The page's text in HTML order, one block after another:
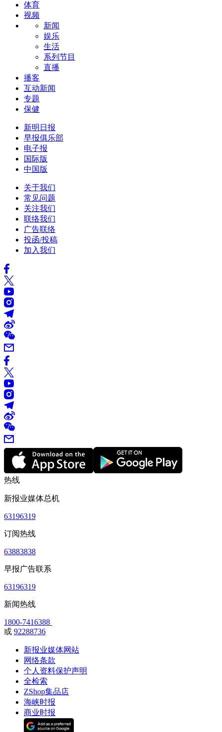
体育
视频
新闻
娱乐
生活
系列节目
直播
播客
互动新闻
专题
保健
新明日报
早报俱乐部
电子报
国际版
中国版
关于我们
常见问题
关注我们
联络我们
广告联络
投函/投稿
加入我们
热线
新报业媒体总机
63196319
订阅热线
63883838
早报广告联系
63196319
新闻热线
1800-7416388
或 92288736
新报业媒体网站
网络条款
个人资料保护声明
全检索
ZShop集品店
海峡时报
商业时报